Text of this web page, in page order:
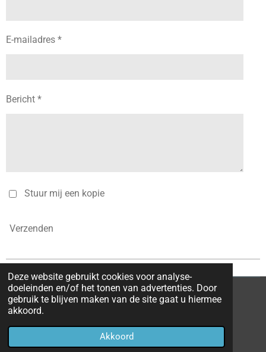
Deze website gebruikt cookies voor analyse-
doeleinden en/of het tonen van advertenties. Door
gebruik te blijven maken van de site gaat u hiermee
akkoord.
Akkoord
E-mailadres *
Bericht *
Stuur mij een kopie
Verzenden
c
e